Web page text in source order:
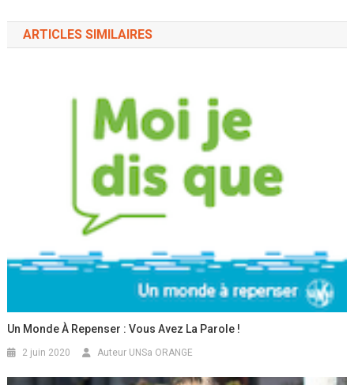
ARTICLES SIMILAIRES
Un Monde À Repenser : Vous Avez La Parole !
2 juin 2020 Auteur UNSa ORANGE